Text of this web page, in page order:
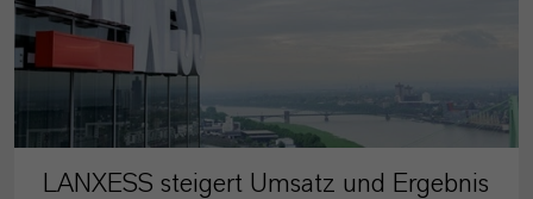
LANXESS steigert Umsatz und Ergebnis